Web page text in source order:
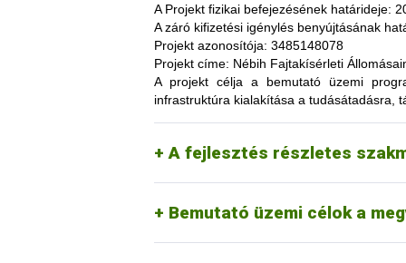
A Projekt fizikai befejezésének határideje:
A záró kifizetési igénylés benyújtásának
Projekt azonosítója: 3485148078
Projekt címe: Nébih Fajtakísérleti
A projekt céljaa bemutató üzemi
infrastruktúra kialakítása a tudásátadásra,
A fejlesztés részletes
A fajtakísérleti és fajtakitermesztési
termesztés bizonytalanságából adódó
képesség. A fajtakísérlet során
megszerzési lehetőség, amelynek
túl, az aktuális termelési eljárások és
(fajtákat), környezetvédelmi
kibocsátást, valamint eredményesen
Bemutató üzemi célok a
Tordas
kertészeti (zöldség,
Pölöske
kertészeti (gyümölcs)